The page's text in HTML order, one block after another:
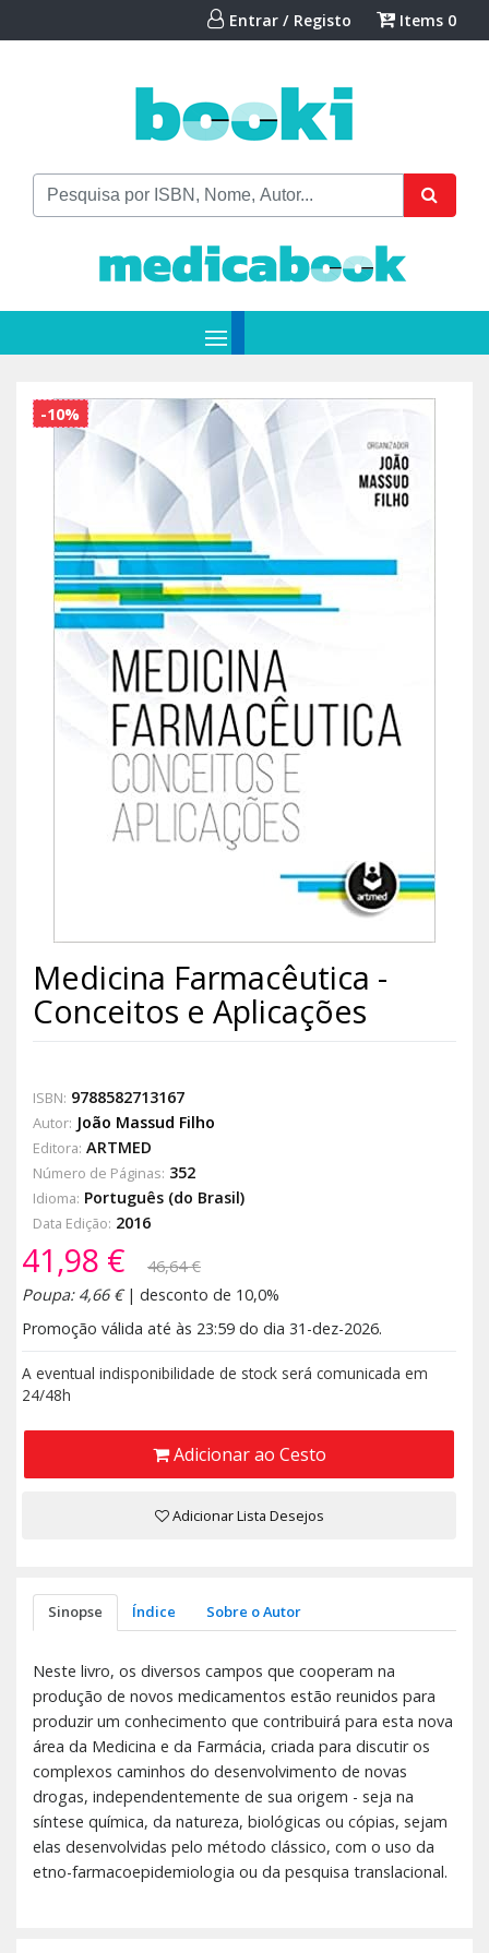
Entrar / Registo Items 0
-10%
Medicina Farmacêutica -
Conceitos e Aplicações
ISBN: 9788582713167
Autor: João Massud Filho
Editora: ARTMED
Número de Páginas: 352
Idioma: Português (do Brasil)
Data Edição: 2016
41,98 €
46,64 €
Poupa: 4,66 €| desconto de 10,0%
Promoção válida até às 23:59 do dia 31-dez-2026.
A eventual indisponibilidade de stock será comunicada em
24/48h
Adicionar ao Cesto
Adicionar Lista Desejos
Sinopse Índice Sobre o Autor
Neste livro, os diversos campos que cooperam na
produção de novos medicamentos estão reunidos para
produzir um conhecimento que contribuirá para esta nova
área da Medicina e da Farmácia, criada para discutir os
complexos caminhos do desenvolvimento de novas
drogas, independentemente de sua origem - seja na
síntese química, da natureza, biológicas ou cópias, sejam
elas desenvolvidas pelo método clássico, com o uso da
etno-farmacoepidemiologia ou da pesquisa translacional.